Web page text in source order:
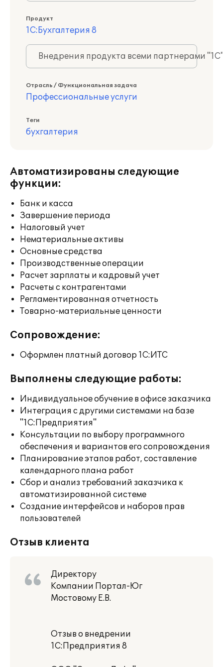
Продукт
1С:Бухгалтерия 8
Внедрения продукта всеми партнерами
Отрасль / Функциональная задача
Профессиональные услуги
Теги
бухгалтерия
Автоматизированы следующие
функции:
Банк и касса
Завершение периода
Налоговый учет
Нематериальные активы
Основные средства
Производственные операции
Расчет зарплаты и кадровый учет
Расчеты с контрагентами
Регламентированная отчетность
Товарно-материальные ценности
Сопровождение:
Оформлен платный договор 1С:ИТС
Выполнены следующие работы:
Индивидуальное обучение в офисе заказчика
Интеграция с другими системами на базе
"1С:Предприятия"
Консультации по выбору программного
обеспечения и вариантов его сопровождения
Планирование этапов работ, составление
календарного плана работ
Сбор и анализ требований заказчика к
автоматизированной системе
Создание интерфейсов и наборов прав
пользователей
Отзыв клиента
Директору
Компании Портал-Юг
Мостовому Е.В.
Отзыв о внедрении
1С:Предприятия 8